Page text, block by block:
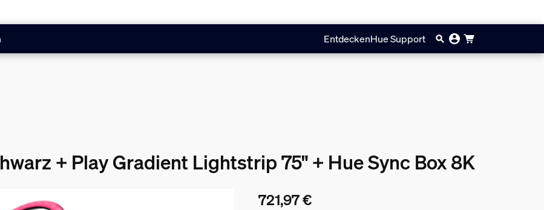
EntdeckenHue Support
+ Play Gradient Lightstrip 75" + Hue Sync Box 8K
721,97 €